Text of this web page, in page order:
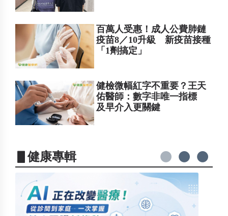
百萬人受惠！成人公費肺鏈
疫苗8／10升級 新疫苗接種
「1劑搞定」
健檢微幅紅字不重要？王天
佑醫師：數字非唯一指標
及早介入更關鍵
▋健康專輯